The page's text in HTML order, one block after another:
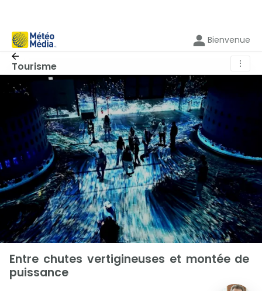
Bienvenue
Tourisme ⋮
Entre chutes vertigineuses et montée de
puissance